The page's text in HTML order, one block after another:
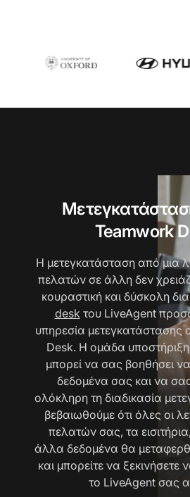
Teamwork
Η μετεγκατάσταση από μια
πελατών σε άλλη δεν
κουραστική και δύσκολη
desk του LiveAgent
υπηρεσία μετεγκατάστασης
Desk. Η ομάδα
μπορεί να σας βοηθήσει
δεδομένα σας και να
ολόκληρη τη διαδικασία
βεβαιωθούμε ότι όλες οι
πελατών σας, τα εισιτήρια,
άλλα δεδομένα θα
και μπορείτε να ξεκινήσετε
το LiveAgent σας